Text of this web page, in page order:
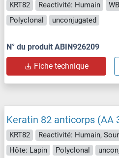
KRT82 Reactivité: Humain
Polyclonal
unconjugated
N° du produit ABIN926209
Fiche technique
Keratin 82 anticorps (AA
KRT82 Reactivité: Humain,
Hôte: Lapin
Polyclonal